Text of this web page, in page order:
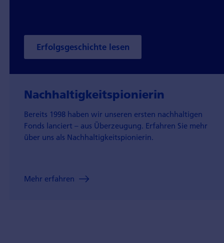
Erfolgsgeschichte lesen
Nachhaltigkeits­pionierin
Bereits 1998 haben wir unseren ersten nachhaltigen
Fonds lanciert – aus Überzeugung. Erfahren Sie mehr
über uns als Nachhaltigkeitspionierin.
Mehr erfahren